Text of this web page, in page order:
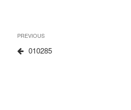
文
章
Previous
Post
PREVIOUS
010285